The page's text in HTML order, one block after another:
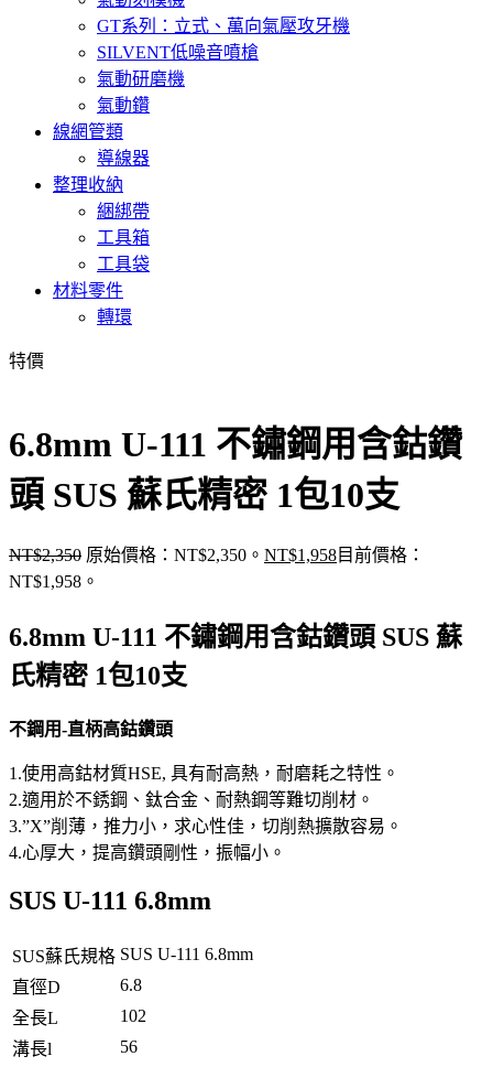
GT系列：立式、萬向氣壓攻牙機
SILVENT低噪音噴槍
氣動研磨機
氣動鑽
線網管類
導線器
整理收納
綑綁帶
工具箱
工具袋
材料零件
轉環
特價
6.8mm U-111 不鏽鋼用含鈷鑽
頭 SUS 蘇氏精密 1包10支
NT$2,350 原始價格：NT$2,350。 NT$1,958目前價格：
NT$1,958。
6.8mm U-111 不鏽鋼用含鈷鑽頭 SUS 蘇
氏精密 1包10支
不鋼用-直柄高鈷鑽頭
1.使用高鈷材質HSE, 具有耐高熱，耐磨耗之特性。
2.適用於不銹鋼、鈦合金、耐熱鋼等難切削材。
3.”X”削薄，推力小，求心性佳，切削熱擴散容易。
4.心厚大，提高鑽頭剛性，振幅小。
SUS U-111 6.8mm
SUS蘇氏規格 SUS U-111 6.8mm
直徑D
6.8
全長L
102
溝長l
56